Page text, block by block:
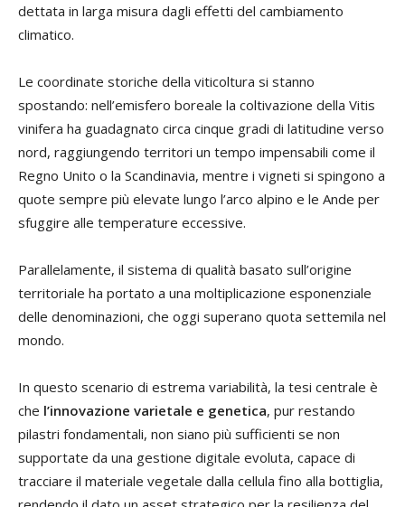
dettata in larga misura dagli effetti del cambiamento
climatico.
Le coordinate storiche della viticoltura si stanno
spostando: nell’emisfero boreale la coltivazione della Vitis
vinifera ha guadagnato circa cinque gradi di latitudine verso
nord, raggiungendo territori un tempo impensabili come il
Regno Unito o la Scandinavia, mentre i vigneti si spingono a
quote sempre più elevate lungo l’arco alpino e le Ande per
sfuggire alle temperature eccessive.
Parallelamente, il sistema di qualità basato sull’origine
territoriale ha portato a una moltiplicazione esponenziale
delle denominazioni, che oggi superano quota settemila nel
mondo.
In questo scenario di estrema variabilità, la tesi centrale è
che l’innovazione varietale e genetica, pur restando
pilastri fondamentali, non siano più sufficienti se non
supportate da una gestione digitale evoluta, capace di
tracciare il materiale vegetale dalla cellula fino alla bottiglia,